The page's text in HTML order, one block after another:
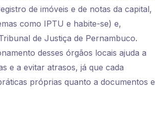
de imóveis e de notas da capital,
como IPTU e habite-se) e,
de Justiça de Pernambuco.
desses órgãos locais ajuda a
e a evitar atrasos, já que cada
próprias quanto a documentos e